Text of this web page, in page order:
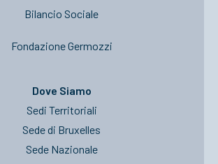
Bilancio Sociale
Fondazione Germozzi
Dove Siamo
Sedi Territoriali
Sede di Bruxelles
Sede Nazionale